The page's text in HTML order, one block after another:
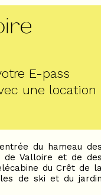
E-pass
une location
du hameau
de Valloire et de
du Crêt de
de ski et du